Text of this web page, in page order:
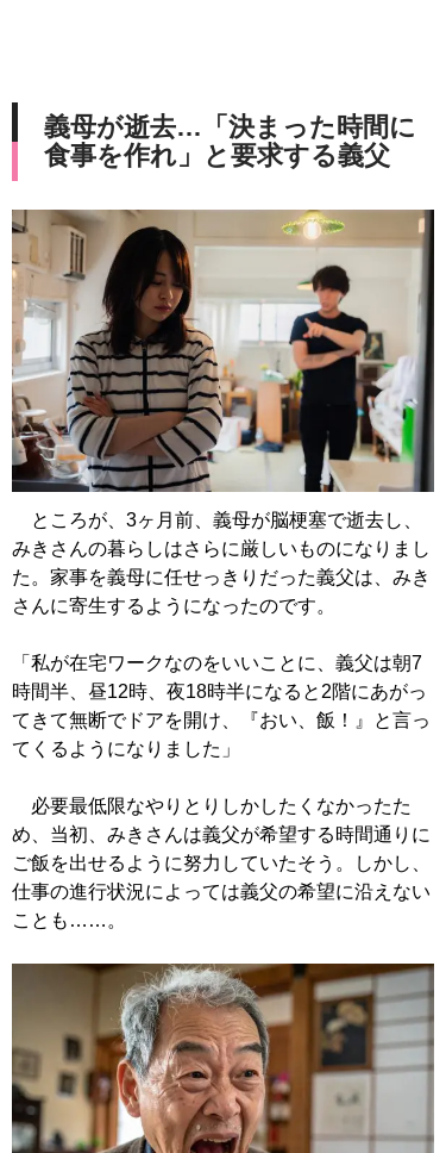
義母が逝去…「決まった時間に
食事を作れ」と要求する義父
ところが、3ヶ月前、義母が脳梗塞で逝去し、
みきさんの暮らしはさらに厳しいものになりまし
た。家事を義母に任せっきりだった義父は、みき
さんに寄生するようになったのです。
「私が在宅ワークなのをいいことに、義父は朝7
時間半、昼12時、夜18時半になると2階にあがっ
てきて無断でドアを開け、『おい、飯！』と言っ
てくるようになりました」
必要最低限なやりとりしかしたくなかったた
め、当初、みきさんは義父が希望する時間通りに
ご飯を出せるように努力していたそう。しかし、
仕事の進行状況によっては義父の希望に沿えない
ことも……。